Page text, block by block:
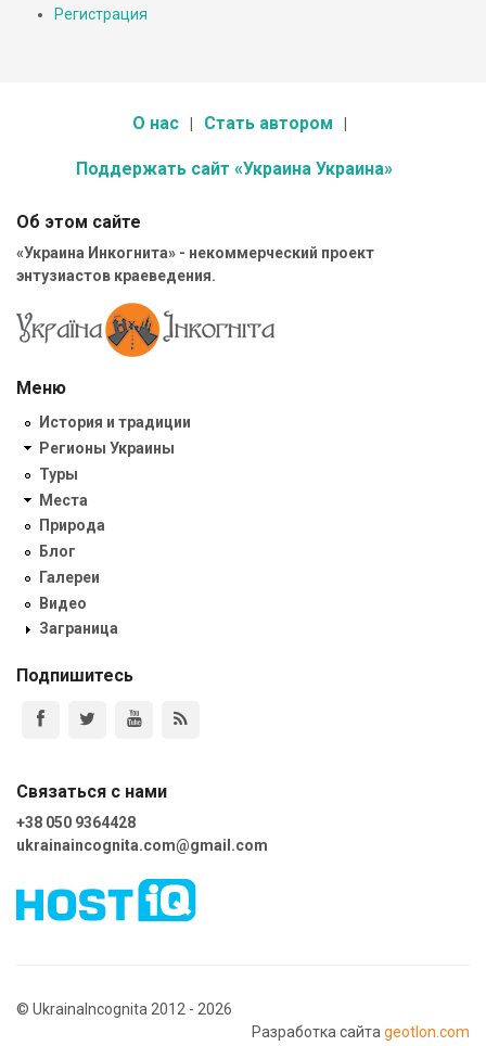
Регистрация
О нас Стать автором
Поддержать сайт «Украина Украина»
Об этом сайте
«Украина Инкогнита» - некоммерческий проект
энтузиастов краеведения.
Меню
История и традиции
Регионы Украины
Туры
Места
Природа
Блог
Галереи
Видео
Заграница
Подпишитесь
Связаться с нами
+38 050 9364428
ukrainaincognita.com@gmail.com
© UkrainaIncognita 2012 - 2026
Разработка сайта geotlon.com